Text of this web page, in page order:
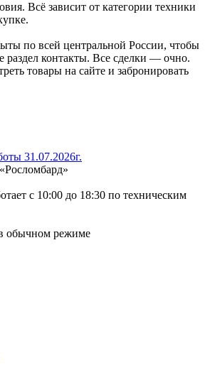
Всё зависит от категории техники
по всей центральной России, чтобы
раздел контакты. Все сделки — очно.
товары на сайте и забронировать
31.07.2026г.
с 10:00 до 18:30 по техническим
обычном режиме